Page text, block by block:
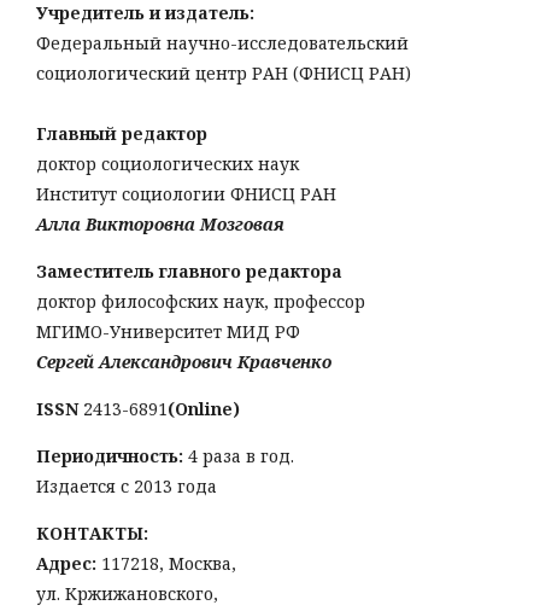
Учредитель и издатель:
Федеральный научно-исследовательский
социологический центр РАН (ФНИСЦ РАН)
Главный редактор
доктор социологических наук
Институт социологии ФНИСЦ РАН
Алла Викторовна Мозговая
Заместитель главного редактора
доктор философских наук, профессор
МГИМО-Университет МИД РФ
Сергей Александрович Кравченко
ISSN 2413-6891(Online)
Периодичность: 4 раза в год.
Издается с 2013 года
КОНТАКТЫ:
Адрес: 117218, Москва,
ул. Кржижановского,